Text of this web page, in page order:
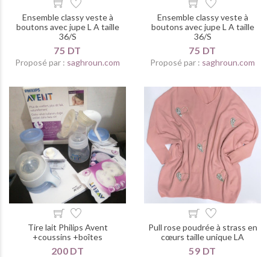
Ensemble classy veste à
boutons avec jupe L A taille
36/S
75 DT
Proposé par : saghroun.com
Ensemble classy veste à
boutons avec jupe L A taille
36/S
75 DT
Proposé par : saghroun.com
Tire lait Philips Avent
+coussins +boîtes
200 DT
Pull rose poudrée à strass en
cœurs taille unique LA
59 DT